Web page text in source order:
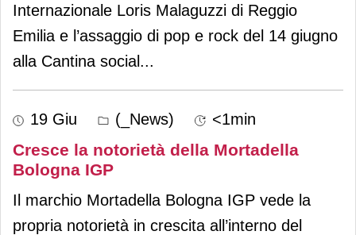
Internazionale Loris Malaguzzi di Reggio
Emilia e l’assaggio di pop e rock del 14 giugno
alla Cantina social ...
19 Giu (_News) <1min
Cresce la notorietà della Mortadella
Bologna IGP
Il marchio Mortadella Bologna IGP vede la
propria notorietà in crescita all’interno del